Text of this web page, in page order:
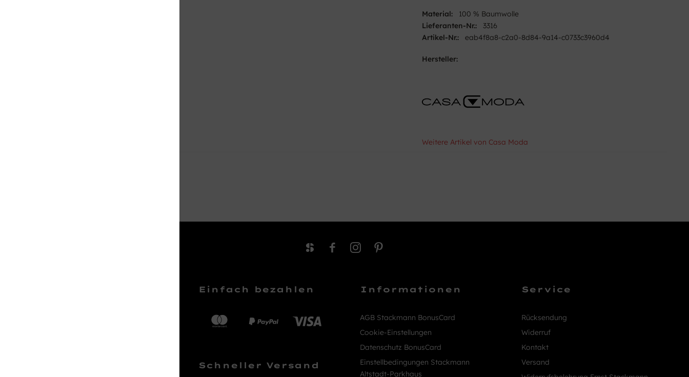
Material:
100 % Baumwolle
Lieferanten-Nr.:
3316
Artikel-Nr.:
eab4f8a8-c2a0-8d84-9a14-c0733c3960d4
Hersteller:
Weitere Artikel von Casa Moda
Einfach bezahlen
Schneller Versand
Informationen
AGB Stackmann BonusCard
Cookie-Einstellungen
Datenschutz BonusCard
Einstellbedingungen Stackmann
Altstadt-Parkhaus
Service
Rücksendung
Widerruf
Kontakt
Versand